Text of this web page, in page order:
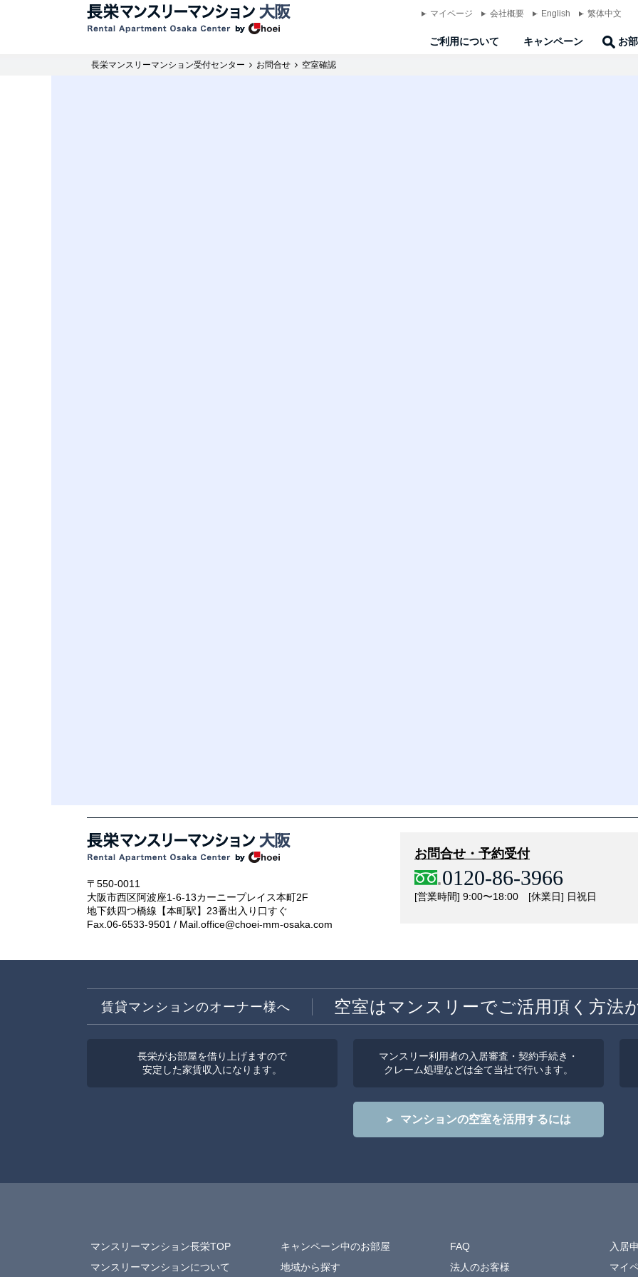
マイページ 会社概要 English 繁体中文
ご利用について キャンペーン お
長栄マンスリーマンション受付センター お問合せ 空室確認
〒550-0011
大阪市西区阿波座1-6-13カーニープレイス本町2F
地下鉄四つ橋線【本町駅】23番出入り口すぐ
Fax.06-6533-9501 / Mail.office@choei-mm-osaka.com
お問合せ・予約受付
0120-86-3966
[営業時間] 9:00〜18:00 [休業日] 日祝日
賃貸マンションのオーナー様へ 空室はマンスリーでご活用頂く方法
長栄がお部屋を借り上げますので
安定した家賃収入になります。
マンスリー利用者の入居審査・契約手続き・
クレーム処理などは全て当社で行います。
マンションの空室を活用するには
マンスリーマンション長栄TOP
マンスリーマンションについて
キャンペーン中のお部屋
地域から探す
FAQ
法人のお客様
入居
マイ